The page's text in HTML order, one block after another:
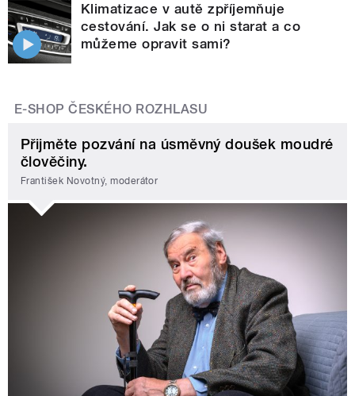
Klimatizace v autě zpříjemňuje
cestování. Jak se o ni starat a co
můžeme opravit sami?
E-SHOP ČESKÉHO ROZHLASU
Přijměte pozvání na úsměvný doušek moudré
člověčiny.
František Novotný, moderátor